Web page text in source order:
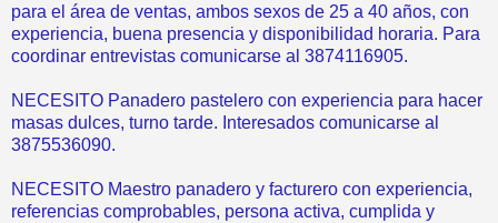
para el área de ventas, ambos sexos de 25 a 40 años, con
experiencia, buena presencia y disponibilidad horaria. Para
coordinar entrevistas comunicarse al 3874116905.
NECESITO Panadero pastelero con experiencia para hacer
masas dulces, turno tarde. Interesados comunicarse al
3875536090.
NECESITO Maestro panadero y facturero con experiencia,
referencias comprobables, persona activa, cumplida y